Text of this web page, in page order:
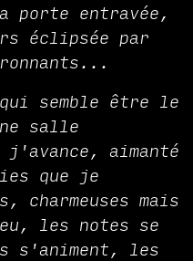
porte entravée,
éclipsée par
semble être le
salle
j'avance, aimanté
que je
mais
les notes se
s'animent, les